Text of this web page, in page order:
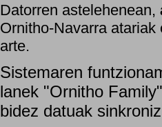
Datorren astelehenean,
Ornitho-Navarra
arte.
Sistemaren
lanek "Ornitho
bidez datuak